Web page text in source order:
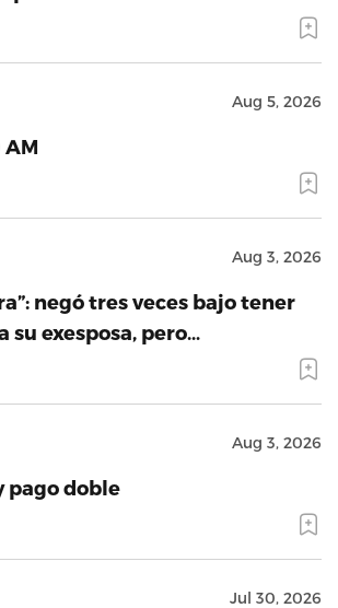
Aug 5, 2026
AM
Aug 3, 2026
negó tres veces bajo tener
su exesposa, pero…
Aug 3, 2026
pago doble
Jul 30, 2026